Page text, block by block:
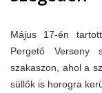
Május 17-én
Pergető Verseny
szakaszon, ahol a
süllők is horogra